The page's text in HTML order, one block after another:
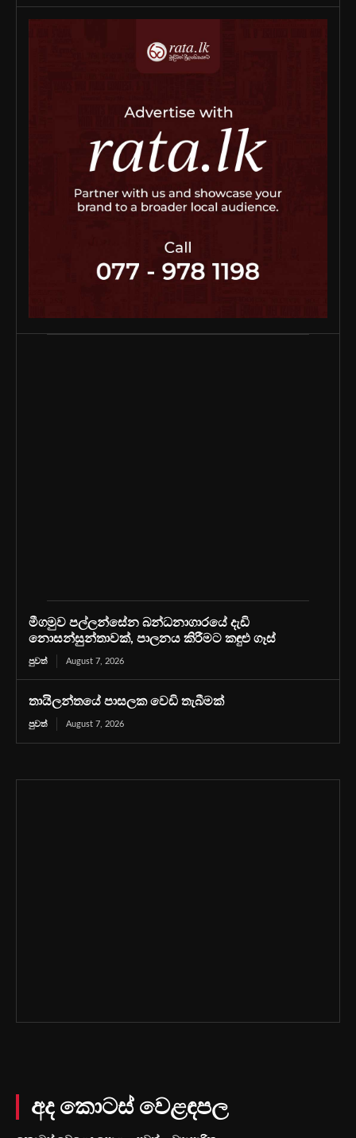
මීගමුව පල්ලන්සේන බන්ධනාගාරයේ දැඩි
නොසන්සුන්තාවක්, පාලනය කිරීමට කඳුළු ගෑස්
පුවත් August 7, 2026
තායිලන්තයේ පාසලක වෙඩි තැබීමක්
පුවත් August 7, 2026